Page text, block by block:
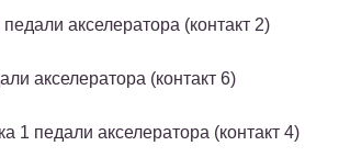
акселератора (контакт 2)
акселератора (контакт 6)
1 педали акселератора (контакт 4)